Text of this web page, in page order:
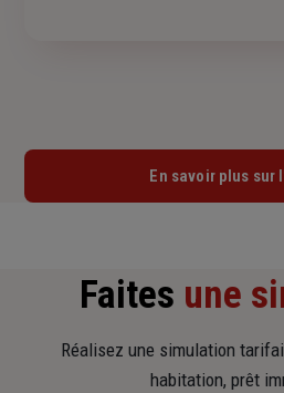
En savoir plus sur
Faites une
Réalisez une simulation
habitation, prêt